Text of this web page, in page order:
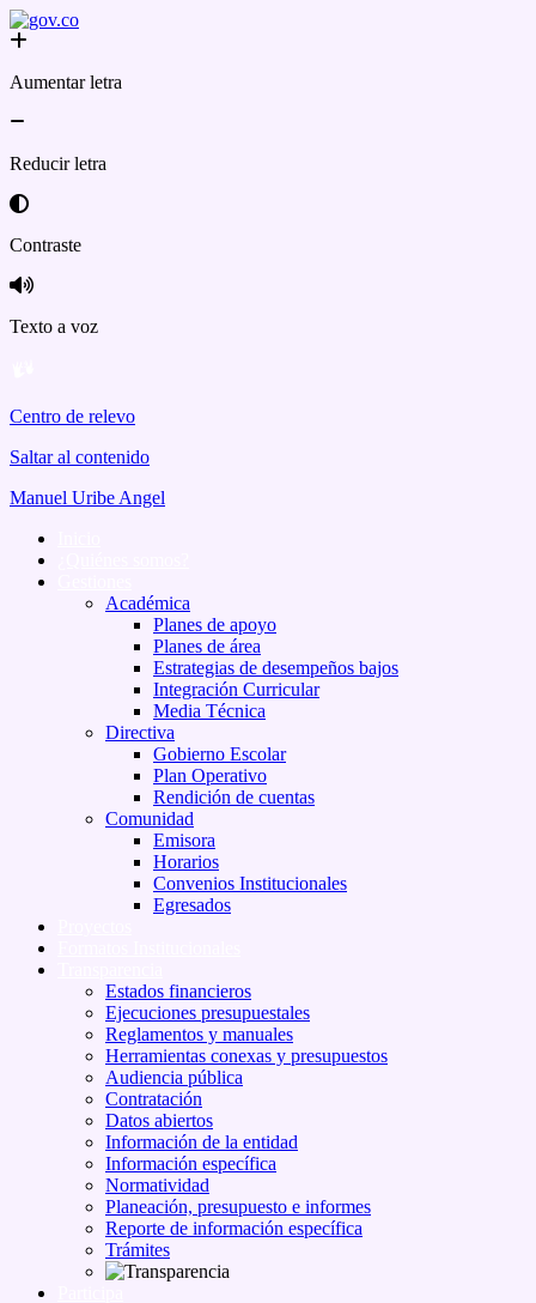
Aumentar letra
Reducir letra
Contraste
Texto a voz
Centro de relevo
Saltar al contenido
Manuel Uribe Angel
Académica
Planes de apoyo
Planes de área
Estrategias de desempeños bajos
Integración Curricular
Media Técnica
Directiva
Gobierno Escolar
Plan Operativo
Rendición de cuentas
Comunidad
Emisora
Horarios
Convenios Institucionales
Egresados
Estados financieros
Ejecuciones presupuestales
Reglamentos y manuales
Herramientas conexas y presupuestos
Audiencia pública
Contratación
Datos abiertos
Información de la entidad
Información específica
Normatividad
Planeación, presupuesto e informes
Reporte de información específica
Trámites